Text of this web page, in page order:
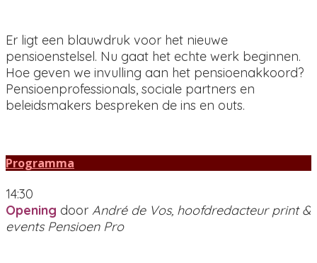
Er ligt een blauwdruk voor het nieuwe
pensioenstelsel. Nu gaat het echte werk beginnen.
Hoe geven we invulling aan het pensioenakkoord?
Pensioenprofessionals, sociale partners en
beleidsmakers bespreken de ins en outs.
Programma
14:30
Opening door André de Vos, hoofdredacteur print &
events Pensioen Pro